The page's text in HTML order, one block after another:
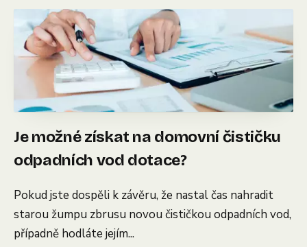
Je možné získat na domovní čističku
odpadních vod dotace?
Pokud jste dospěli k závěru, že nastal čas nahradit
starou žumpu zbrusu novou čističkou odpadních vod,
případně hodláte jejím...